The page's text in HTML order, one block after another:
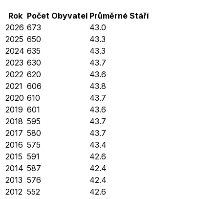
Rok Počet Obyvatel Průměrné Stáří
2026 673
43.0
2025 650
43.3
2024 635
43.3
2023 630
43.7
2022 620
43.6
2021 606
43.8
2020 610
43.7
2019 601
43.6
2018 595
43.7
2017 580
43.7
2016 575
43.4
2015 591
42.6
2014 587
42.4
2013 576
42.4
2012 552
42.6